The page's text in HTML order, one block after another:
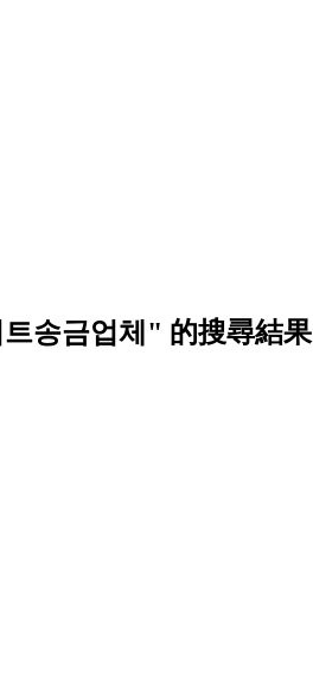
송금업체" 的搜尋結果